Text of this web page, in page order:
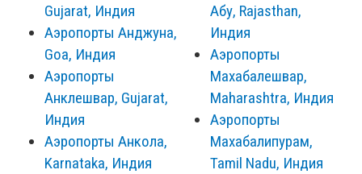
Gujarat, Индия
Аэропорты Анджуна,
Goa, Индия
Аэропорты
Анклешвар, Gujarat,
Индия
Аэропорты Анкола,
Karnataka, Индия
Абу, Rajasthan,
Индия
Аэропорты
Махабалешвар,
Maharashtra, Индия
Аэропорты
Махабалипурам,
Tamil Nadu, Индия